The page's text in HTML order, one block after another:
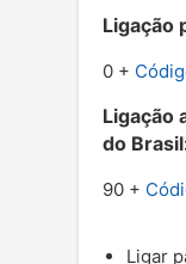
Ligação
0 +
Ligação
do
90 +
Ligar